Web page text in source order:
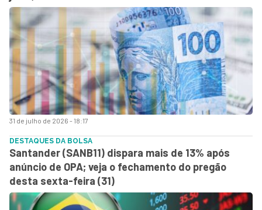
31 de julho de 2026 - 18:17
DESTAQUES DA BOLSA
Santander (SANB11) dispara mais de 13% após
anúncio de OPA; veja o fechamento do pregão
desta sexta-feira (31)